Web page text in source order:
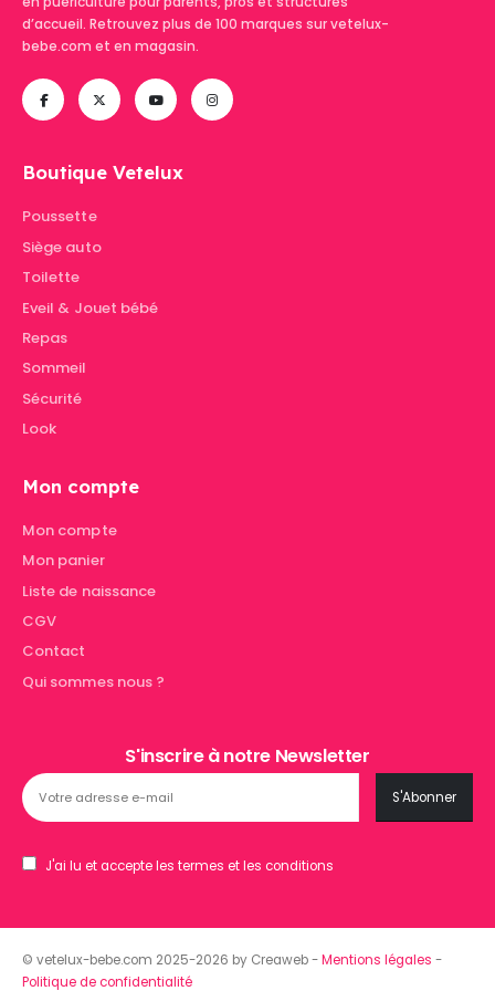
d’accueil. Retrouvez plus de 100 marques sur vetelux-
bebe.com et en magasin.
Boutique Vetelux
Poussette
Siège auto
Toilette
Eveil & Jouet bébé
Repas
Sommeil
Sécurité
Look
Mon compte
Mon compte
Mon panier
Liste de naissance
CGV
Contact
Qui sommes nous ?
S'inscrire à notre Newsletter
J'ai lu et accepte les termes et les conditions
© vetelux-bebe.com 2025-2026 by Creaweb -Mentions légales -
Politique de confidentialité